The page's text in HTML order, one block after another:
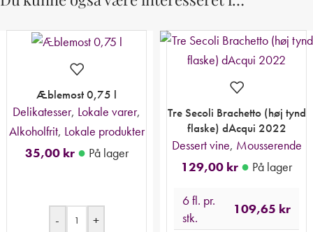
Æblemost 0,75 l
Delikatesser, Lokale varer,
Alkoholfrit, Lokale produkter
35,00 kr ● På lager
-
+
Tre Secoli Brachetto (høj tynd
flaske) dAcqui 2022
Dessert vine, Mousserende
129,00 kr ● På lager
6 fl. pr.
stk.
109,65 kr